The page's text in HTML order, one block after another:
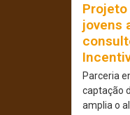
jovens
Parceria
captação
amplia o